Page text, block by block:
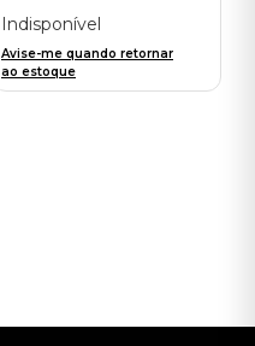
Indisponível
Avise-me quando retornar
ao estoque